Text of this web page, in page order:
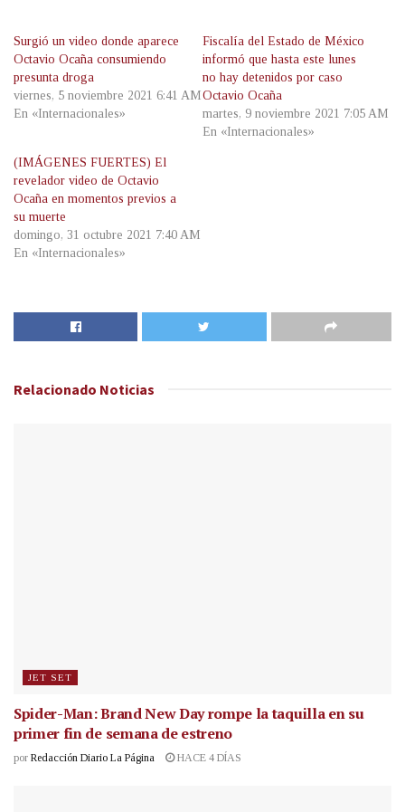
Surgió un video donde aparece
Octavio Ocaña consumiendo
presunta droga
viernes, 5 noviembre 2021 6:41 AM
En «Internacionales»
Fiscalía del Estado de México
informó que hasta este lunes
no hay detenidos por caso
Octavio Ocaña
martes, 9 noviembre 2021 7:05 AM
En «Internacionales»
(IMÁGENES FUERTES) El
revelador video de Octavio
Ocaña en momentos previos a
su muerte
domingo, 31 octubre 2021 7:40 AM
En «Internacionales»
Relacionado Noticias
JET SET
Spider-Man: Brand New Day rompe la taquilla en su
primer fin de semana de estreno
por Redacción Diario La Página HACE 4 DÍAS